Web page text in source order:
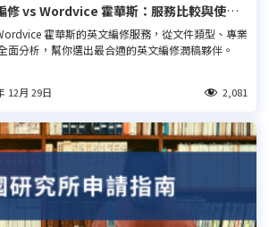
修 vs Wordvice 霍華斯：服務比較與使用
霍華斯的英文編修服務，從文件類型、專業
面分析，幫你選出最合適的英文編修潤稿夥伴。
12月 29日 2,081